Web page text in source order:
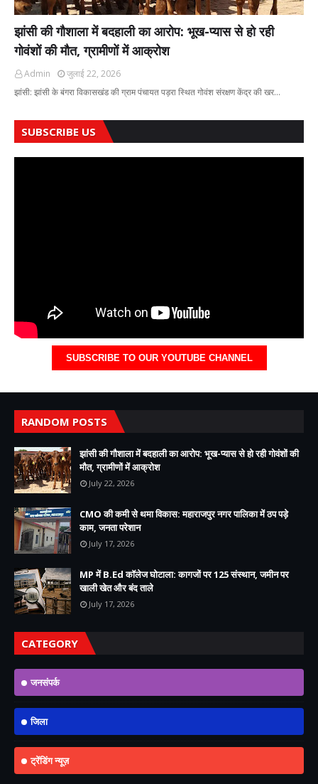
झांसी की गौशाला में बदहाली का आरोप: भूख-प्यास से हो रही
गोवंशों की मौत, ग्रामीणों में आक्रोश
Admin
जुलाई 22, 2026
झांसी: झांसी के बंगरा विकासखंड की ग्राम पंचायत पड़रा स्थित गोवंश संरक्षण केंद्र की खर…
SUBSCRIBE US
SUBSCRIBE TO OUR YOUTUBE CHANNEL
RANDOM POSTS
झांसी की गौशाला में बदहाली का आरोप: भूख-प्यास से हो रही गोवंशों की
मौत, ग्रामीणों में आक्रोश
July 22, 2026
CMO की कमी से थमा विकास: महाराजपुर नगर पालिका में ठप पड़े
काम, जनता परेशान
July 17, 2026
MP में B.Ed कॉलेज घोटाला: कागजों पर 125 संस्थान, जमीन पर
खाली खेत और बंद ताले
July 17, 2026
CATEGORY
जनसंपर्क
जिला
ट्रेंडिंग न्यूज़